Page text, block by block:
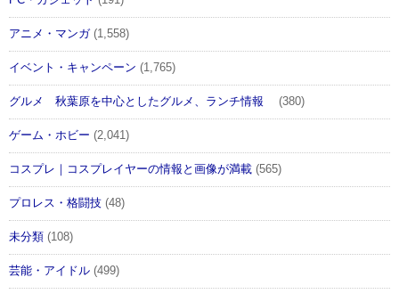
アニメ・マンガ(1,558)
イベント・キャンペーン (1,765)
グルメ 秋葉原を中心としたグルメ、ランチ情報 (380)
ゲーム・ホビー (2,041)
コスプレ｜コスプレイヤーの情報と画像が満載 (565)
プロレス・格闘技 (48)
未分類 (108)
芸能・アイドル (499)